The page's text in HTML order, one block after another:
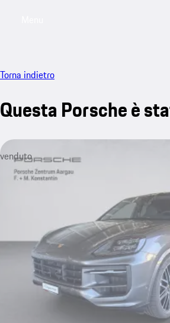
Torna indietro
Questa Porsche è
venduto